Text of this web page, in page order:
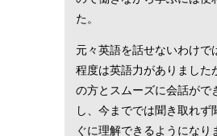
た。
元々英語を話せないわけで
程度は英語力がありました
の方とスムーズに会話がで
し、今まででは聞き取れず
ぐに理解できるようになり